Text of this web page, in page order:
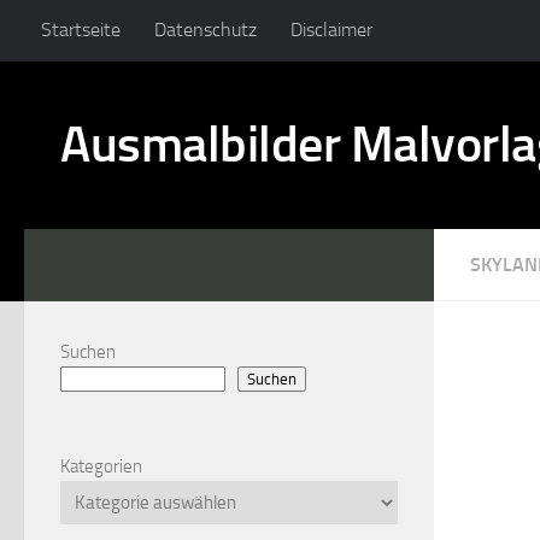
Startseite Datenschutz Disclaimer
Ausmalbilder
Suchen
Suchen
Kategorien